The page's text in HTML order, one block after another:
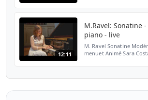
12:11
M.Ravel: Sonatine -
piano - live
M. Ravel Sonatine
menuet Animé Sara